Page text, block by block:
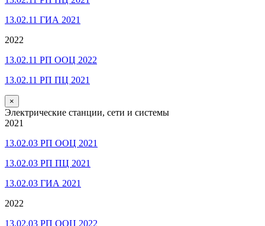
13.02.11 ГИА 2021
2022
13.02.11 РП ООЦ 2022
13.02.11 РП ПЦ 2021
×
Электрические станции, сети и системы
2021
13.02.03 РП ООЦ 2021
13.02.03 РП ПЦ 2021
13.02.03 ГИА 2021
2022
13.02.03 РП ООЦ 2022